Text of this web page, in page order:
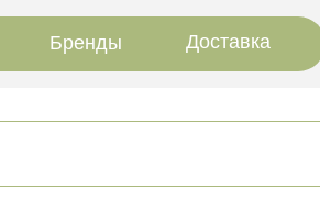
Доставка
Бренды